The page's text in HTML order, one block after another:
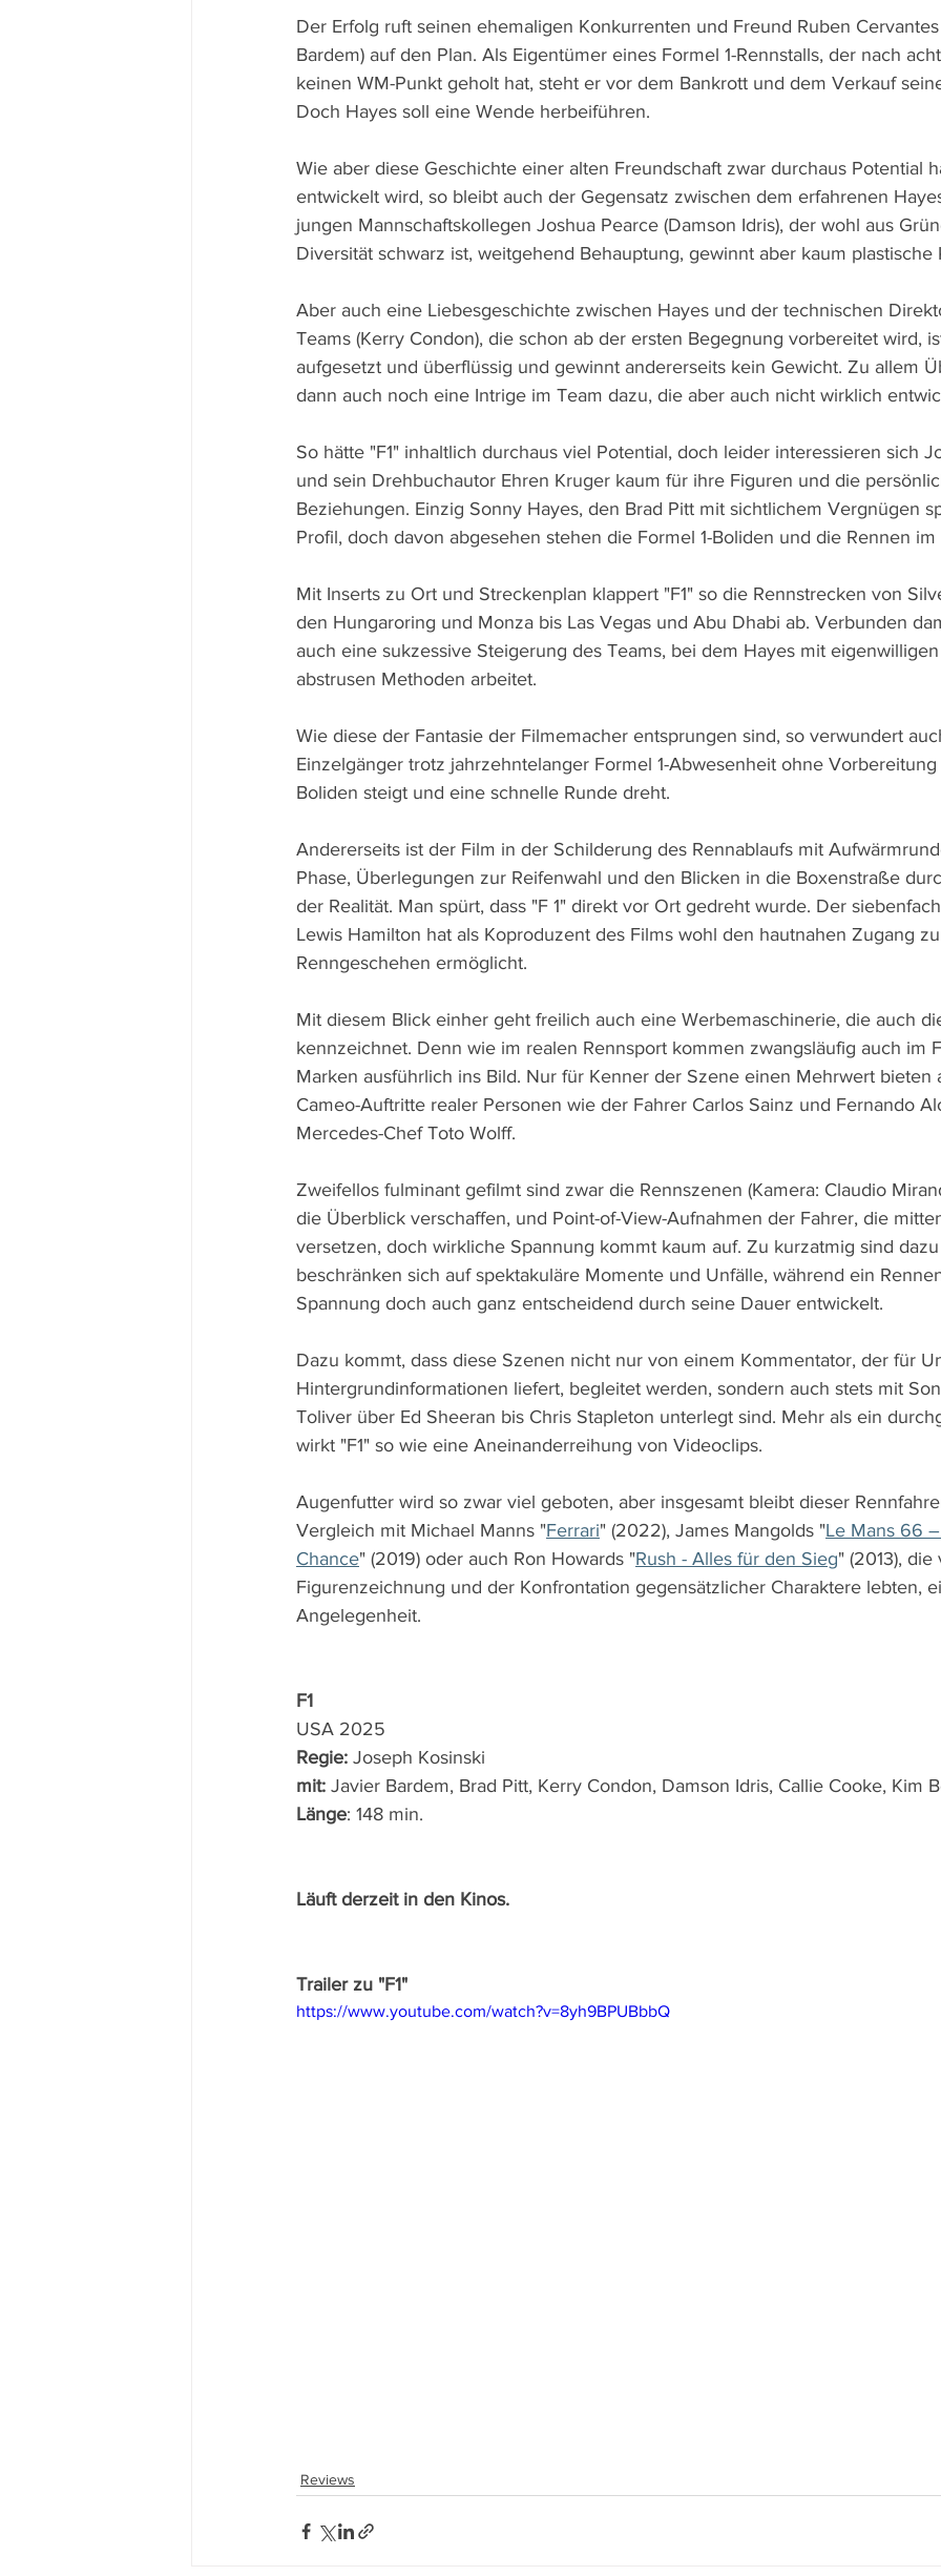
Der Erfolg ruft seinen ehemaligen Konkurrenten und Freund Ruben
Bardem) auf den Plan. Als Eigentümer eines Formel 1-Rennstalls, der nach
keinen WM-Punkt geholt hat, steht er vor dem Bankrott und dem Verkauf
Doch Hayes soll eine Wende herbeiführen.
Wie aber diese Geschichte einer alten Freundschaft zwar durchaus Potential
entwickelt wird, so bleibt auch der Gegensatz zwischen dem erfahrenen
jungen Mannschaftskollegen Joshua Pearce (Damson Idris), der wohl aus
Diversität schwarz ist, weitgehend Behauptung, gewinnt aber kaum plastische
Aber auch eine Liebesgeschichte zwischen Hayes und der technischen
Teams (Kerry Condon), die schon ab der ersten Begegnung vorbereitet wird,
aufgesetzt und überflüssig und gewinnt andererseits kein Gewicht. Zu allem
dann auch noch eine Intrige im Team dazu, die aber auch nicht wirklich
So hätte "F1" inhaltlich durchaus viel Potential, doch leider interessieren sich
und sein Drehbuchautor Ehren Kruger kaum für ihre Figuren und die
Beziehungen. Einzig Sonny Hayes, den Brad Pitt mit sichtlichem Vergnügen
Profil, doch davon abgesehen stehen die Formel 1-Boliden und die Rennen im
Mit Inserts zu Ort und Streckenplan klappert "F1" so die Rennstrecken von
den Hungaroring und Monza bis Las Vegas und Abu Dhabi ab. Verbunden
auch eine sukzessive Steigerung des Teams, bei dem Hayes mit
abstrusen Methoden arbeitet.
Wie diese der Fantasie der Filmemacher entsprungen sind, so verwundert
Einzelgänger trotz jahrzehntelanger Formel 1-Abwesenheit ohne
Boliden steigt und eine schnelle Runde dreht.
Andererseits ist der Film in der Schilderung des Rennablaufs mit
Phase, Überlegungen zur Reifenwahl und den Blicken in die Boxenstraße
der Realität. Man spürt, dass "F 1" direkt vor Ort gedreht wurde. Der
Lewis Hamilton hat als Koproduzent des Films wohl den hautnahen Zugang
Renngeschehen ermöglicht.
Mit diesem Blick einher geht freilich auch eine Werbemaschinerie, die auch
kennzeichnet. Denn wie im realen Rennsport kommen zwangsläufig auch im
Marken ausführlich ins Bild. Nur für Kenner der Szene einen Mehrwert bieten
Cameo-Auftritte realer Personen wie der Fahrer Carlos Sainz und Fernando
Mercedes-Chef Toto Wolff.
Zweifellos fulminant gefilmt sind zwar die Rennszenen (Kamera: Claudio
die Überblick verschaffen, und Point-of-View-Aufnahmen der Fahrer, die
versetzen, doch wirkliche Spannung kommt kaum auf. Zu kurzatmig sind
beschränken sich auf spektakuläre Momente und Unfälle, während ein
Spannung doch auch ganz entscheidend durch seine Dauer entwickelt.
Dazu kommt, dass diese Szenen nicht nur von einem Kommentator, der für
Hintergrundinformationen liefert, begleitet werden, sondern auch stets mit
Toliver über Ed Sheeran bis Chris Stapleton unterlegt sind. Mehr als ein
wirkt "F1" so wie eine Aneinanderreihung von Videoclips.
Augenfutter wird so zwar viel geboten, aber insgesamt bleibt dieser
Vergleich mit Michael Manns "Ferrari" (2022), James Mangolds "Le Mans 66
Chance" (2019) oder auch Ron Howards "Rush - Alles für den Sieg" (2013),
Figurenzeichnung und der Konfrontation gegensätzlicher Charaktere lebten,
Angelegenheit.
F1
USA 2025
Regie: Joseph Kosinski
mit: Javier Bardem, Brad Pitt, Kerry Condon, Damson Idris, Callie Cooke, Kim
Länge: 148 min.
Läuft derzeit in den Kinos.
Trailer zu "F1"
https://www.youtube.com/watch?v=8yh9BPUBbbQ
Reviews